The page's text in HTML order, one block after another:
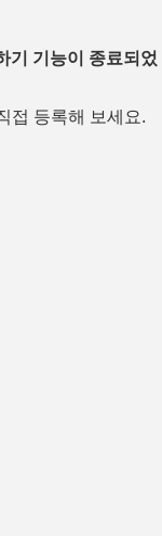
기 기능이 종료되었
접 등록해 보세요.